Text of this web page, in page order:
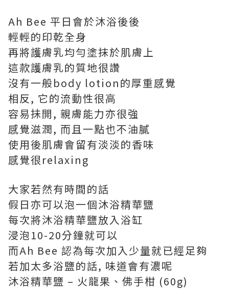
Ah Bee 平日會於沐浴後後
輕輕的印乾全身
再將護膚乳均勻塗抹於肌膚上
這款護膚乳的質地很讚
沒有一般body lotion的厚重感覺
相反, 它的流動性很高
容易抺開, 親膚能力亦很強
感覺滋潤, 而且一點也不油膩
使用後肌膚會留有淡淡的香味
感覺很relaxing
大家若然有時間的話
假日亦可以泡一個沐浴精華鹽
每次將沐浴精華鹽放入浴缸
浸泡10-20分鐘就可以
而Ah Bee 認為每次加入少量就已經足夠
若加太多浴鹽的話, 味道會有濃呢
沐浴精華鹽 – 火龍果、佛手柑 (60g)